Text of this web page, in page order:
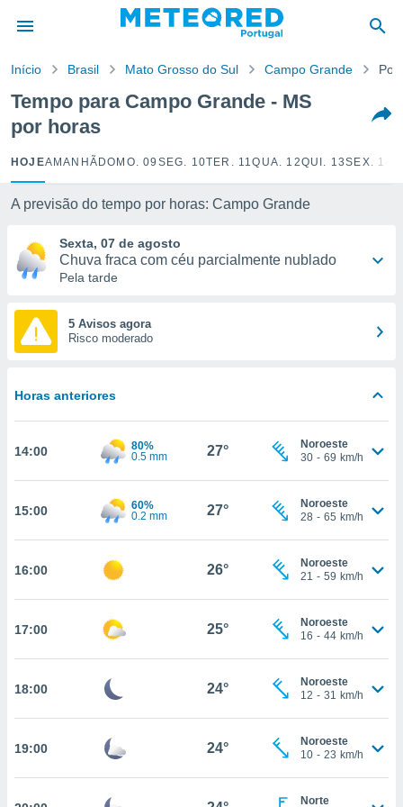
da
foi
para
fornecidas
a este
e
digital
ou
permite-
todos os
o
um perfil
e
Início Brasil Mato Grosso do Sul Campo Grande Por
Tempo para Campo Grande - MS
por horas
HOJEAMANHÃ DOMO. 09 SEG. 10TER. 11QUA. 12QUI. 13SEX. 14
A previsão do tempo por horas: Campo Grande
Sexta, 07 de agosto
Chuva fraca com céu parcialmente nublado
Pela tarde
5 Avisos agora
Risco moderado
Horas anteriores
14:00
80%
0.5 mm
27°
Noroeste
30 - 69 km/h
15:00
60%
0.2 mm
27°
Noroeste
28 - 65 km/h
16:00 26°
Noroeste
21 - 59 km/h
17:00 25°
Noroeste
16 - 44 km/h
18:00 24°
Noroeste
12 - 31 km/h
19:00 24°
Noroeste
10 - 23 km/h
Norte